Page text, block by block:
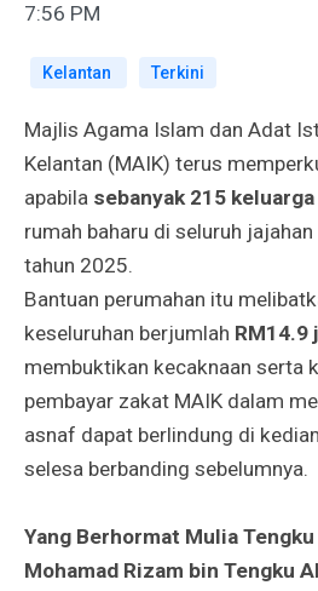
7:56 PM
Kelantan Terkini
Majlis Agama Islam dan Adat
Kelantan (MAIK) terus
apabila sebanyak 215 keluarga
rumah baharu di seluruh
tahun 2025.
Bantuan perumahan itu
keseluruhan berjumlah RM14.9
membuktikan kecaknaan serta
pembayar zakat MAIK dalam
asnaf dapat berlindung di
selesa berbanding sebelumnya.
Yang Berhormat Mulia Tengku
Mohamad Rizam bin Tengku